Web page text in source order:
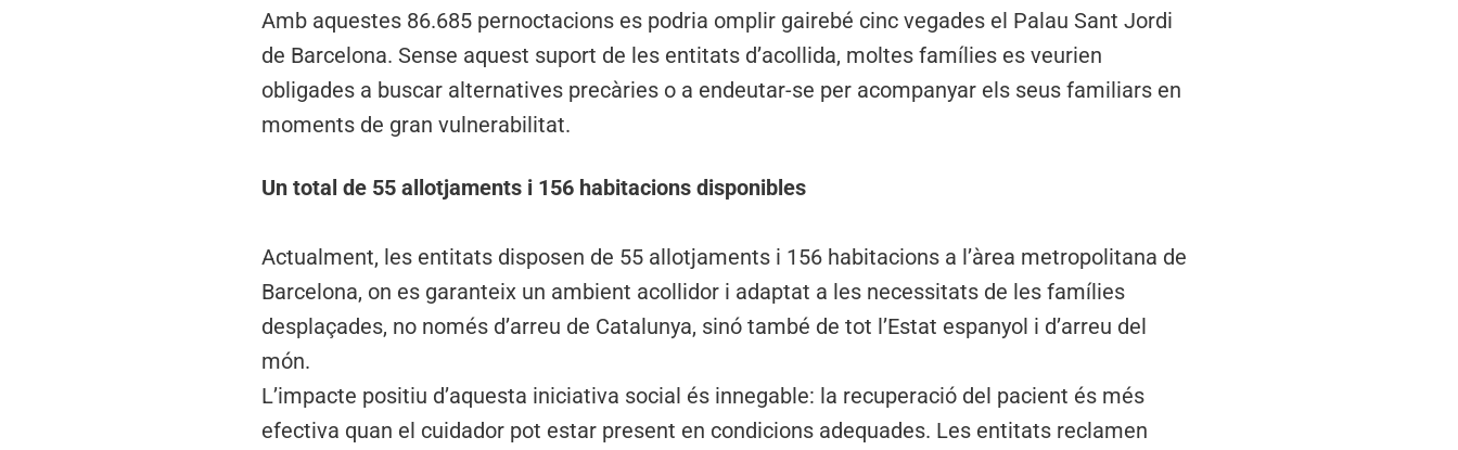
Amb aquestes 86.685 pernoctacions es podria omplir gairebé cinc vegades el Palau Sant Jordi
de Barcelona. Sense aquest suport de les entitats d’acollida, moltes famílies es veurien
obligades a buscar alternatives precàries o a endeutar-se per acompanyar els seus familiars en
moments de gran vulnerabilitat.
Un total de 55 allotjaments i 156 habitacions disponibles
Actualment, les entitats disposen de 55 allotjaments i 156 habitacions a l’àrea metropolitana de
Barcelona, on es garanteix un ambient acollidor i adaptat a les necessitats de les famílies
desplaçades, no només d’arreu de Catalunya, sinó també de tot l’Estat espanyol i d’arreu del
món.
L’impacte positiu d’aquesta iniciativa social és innegable: la recuperació del pacient és més
efectiva quan el cuidador pot estar present en condicions adequades. Les entitats reclamen